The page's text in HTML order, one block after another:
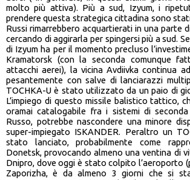
molto più attiva). Più a sud, Izyum, i
prendere questa strategica cittadina sono
Russi rimarrebbero acquartierati in una parte
cercando di aggirarla per spingersi più a sud.
di Izyum ha per il momento precluso
Kramatorsk (con la seconda comunque
attacchi aerei), la vicina Avdiivka continua
pesantemente con salve di lanciarazzi
TOCHKA-U è stato utilizzato da un paio di
L’impiego di questo missile balistico tattico,
oramai catalogabile fra i sistemi di seconda
Russo, potrebbe nascondere una minore
super-impiegato ISKANDER. Peraltro un
stato lanciato, probabilmente come
Donetsk, provocando almeno una ventina di
Dnipro, dove oggi è stato colpito l’aeroporto
Zaporizha, è da almeno 3 giorni che si